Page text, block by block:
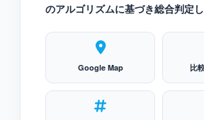
のアルゴリズムに基づき総合判定し
Google Map 比